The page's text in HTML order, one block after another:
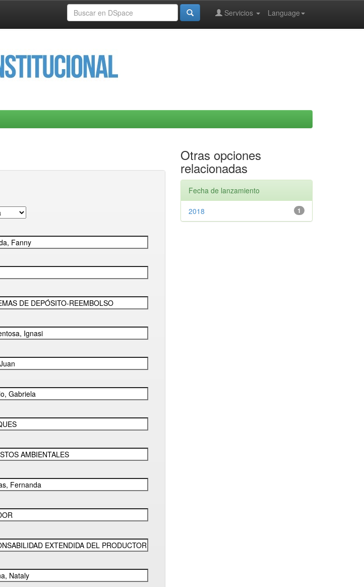
Language
Servicios
Otras opciones
relacionadas
Fecha de lanzamiento
1
2018